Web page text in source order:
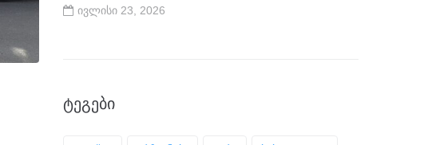
ივლისი 23, 2026
ᲢᲔᲒᲔᲑᲘ